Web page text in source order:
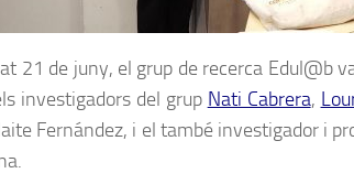
21 de juny, el grup de recerca Edul@b
investigadors del grup Nati Cabrera,
Fernández, i el també investigador i